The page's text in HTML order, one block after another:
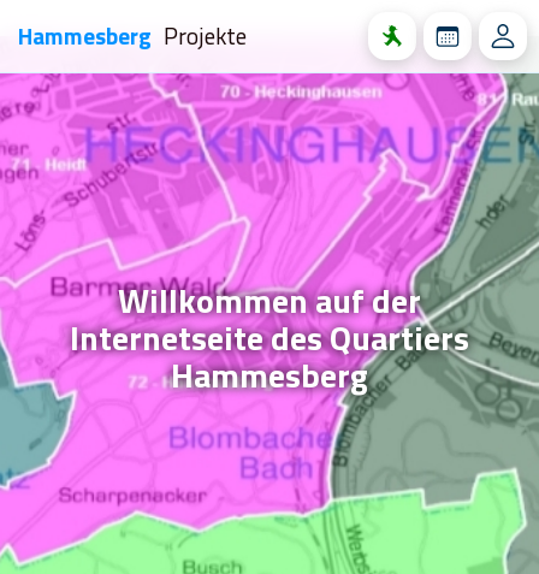
Hammesberg Projekte
Willkommen auf der
Internetseite des Quartiers
Hammesberg